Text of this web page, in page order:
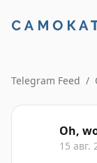
Telegram Feed /
Oh,
15 авг.